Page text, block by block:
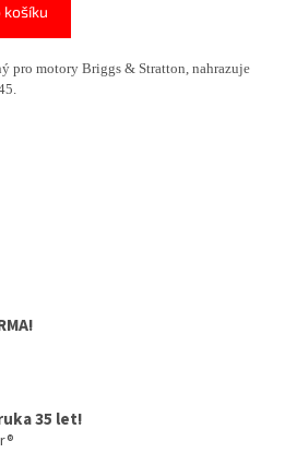
košíku
pro motory Briggs & Stratton, nahrazuje
35 let!